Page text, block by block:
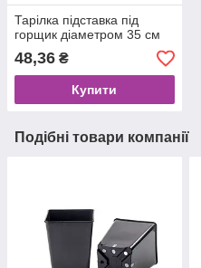
Тарілка підставка під
горщик діаметром 35 см
48,36 ₴
Купити
Подібні товари компанії